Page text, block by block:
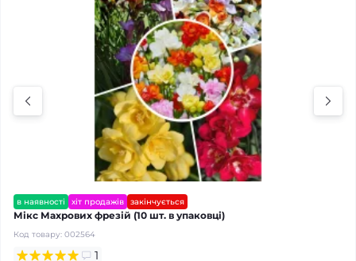
в наявності хіт продажів закінчується
Мікс Махрових фрезій (10 шт. в упаковці)
Код товару: 002564
1